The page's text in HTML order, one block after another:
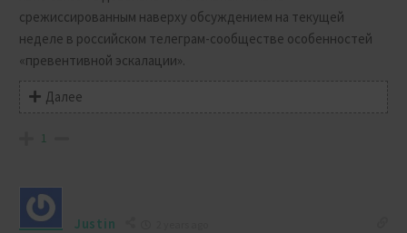
срежиссированным наверху обсуждением на текущей
неделе в российском телеграм-сообществе особенностей
«превентивной эскалации».
Далее
1
Justin